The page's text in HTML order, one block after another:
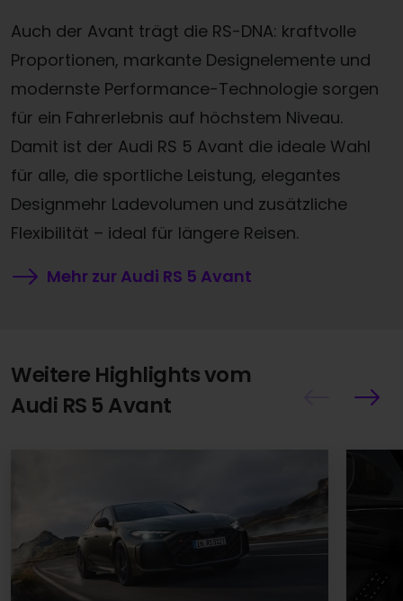
Auch der Avant trägt die RS-DNA: kraftvolle
Proportionen, markante Designelemente und
modernste Performance-Technologie sorgen
für ein Fahrerlebnis auf höchstem Niveau.
Damit ist der Audi RS 5 Avant die ideale Wahl
für alle, die sportliche Leistung, elegantes
Designmehr Ladevolumen und zusätzliche
Flexibilität – ideal für längere Reisen.
Mehr zur Audi RS 5 Avant
Weitere Highlights vom
Audi RS 5 Avant